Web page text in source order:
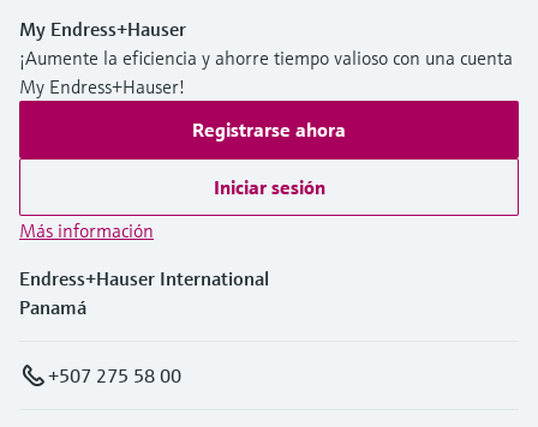
My Endress+Hauser
¡Aumente la eficiencia y ahorre tiempo valioso con una cuenta
My Endress+Hauser!
Registrarse ahora
Iniciar sesión
Más información
Endress+Hauser International
Panamá
+507 275 58 00